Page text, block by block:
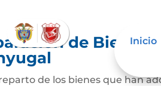
Inicio
de Bienes
de los bienes que han